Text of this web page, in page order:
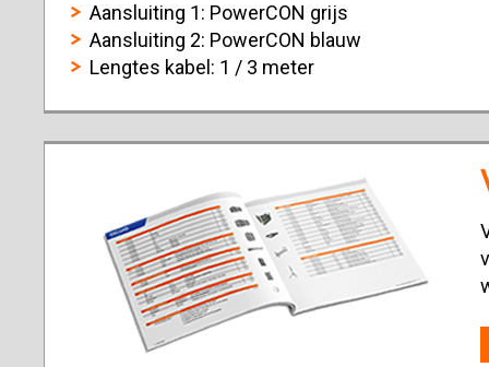
Aansluiting 1: PowerCON grijs
Aansluiting 2: PowerCON blauw
Lengtes kabel: 1 / 3 meter